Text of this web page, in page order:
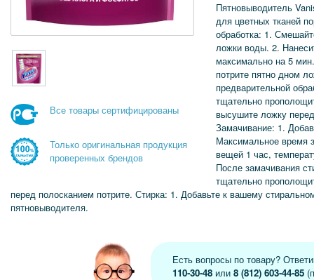
Все товары сертифицированы
Только оригинальная продукция
проверенных брендов
Пятновыводитель
для цветных тканей
обработка: 1.
ложки воды. 2.
максимально на 5
потрите пятно дном
предварительной
тщательно
высушите ложку
Замачивание: 1.
Максимальное время
вещей 1 час,
После замачивания
тщательно
перед полосканием потрите. Стирка: 1. Добавьте к вашему
пятновыводителя.
Есть вопросы по товару?
110-30-48 или8 (812) 603-44-85